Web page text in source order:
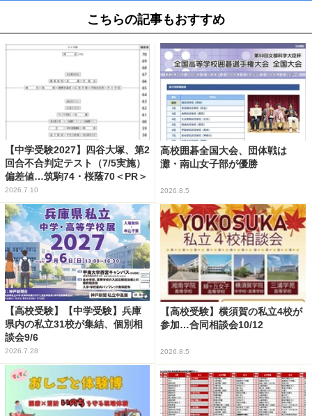
こちらの記事もおすすめ
【中学受験2027】四谷大塚、第2
回合不合判定テスト（7/5実施）
偏差値…筑駒74・桜蔭70＜PR＞
2026.7.10
高校囲碁全国大会、団体戦は
灘・南山女子部が優勝
2026.8.5
【高校受験】【中学受験】兵庫
県内の私立31校が集結、個別相
談会9/6
2026.7.28
【高校受験】横須賀の私立4校が
参加…合同相談会10/12
2026.8.5